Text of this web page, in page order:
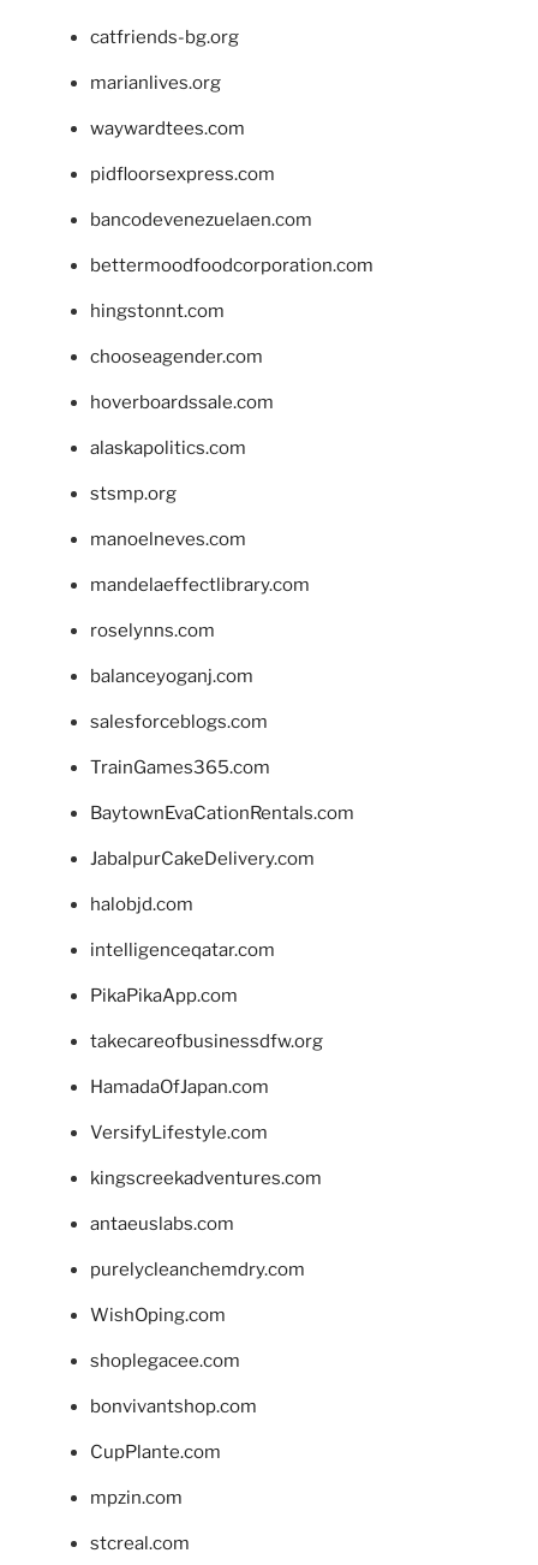
catfriends-bg.org
marianlives.org
waywardtees.com
pidfloorsexpress.com
bancodevenezuelaen.com
bettermoodfoodcorporation.com
hingstonnt.com
chooseagender.com
hoverboardssale.com
alaskapolitics.com
stsmp.org
manoelneves.com
mandelaeffectlibrary.com
roselynns.com
balanceyoganj.com
salesforceblogs.com
TrainGames365.com
BaytownEvaCationRentals.com
JabalpurCakeDelivery.com
halobjd.com
intelligenceqatar.com
PikaPikaApp.com
takecareofbusinessdfw.org
HamadaOfJapan.com
VersifyLifestyle.com
kingscreekadventures.com
antaeuslabs.com
purelycleanchemdry.com
WishOping.com
shoplegacee.com
bonvivantshop.com
CupPlante.com
mpzin.com
stcreal.com